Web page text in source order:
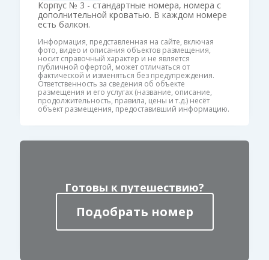
Корпус № 3 - стандартные номера, номера с
дополнительной кроватью. В каждом номере
есть балкон.
Информация, представленная на сайте, включая
фото, видео и описания объектов размещения,
носит справочный характер и не является
публичной офертой, может отличаться от
фактической и изменяться без предупреждения.
Ответственность за сведения об объекте
размещения и его услугах (название, описание,
продолжительность, правила, цены и т.д.) несёт
Готовы к путешествию?
Подобрать номер